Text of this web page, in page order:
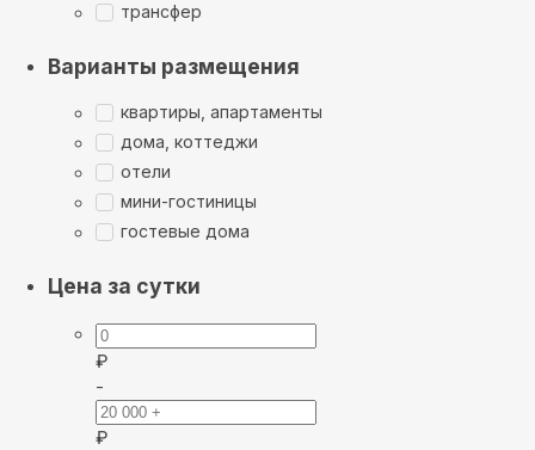
трансфер
Варианты размещения
квартиры, апартаменты
дома, коттеджи
отели
мини-гостиницы
гостевые дома
Цена за сутки
₽
-
₽